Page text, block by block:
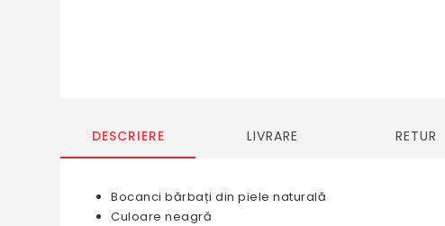
DESCRIERE LIVRARE RETUR
Bocanci bărbați din piele naturală
Culoare neagră